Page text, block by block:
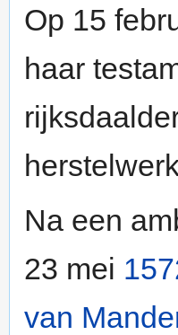
Op 15
haar
Na een
23 mei
van